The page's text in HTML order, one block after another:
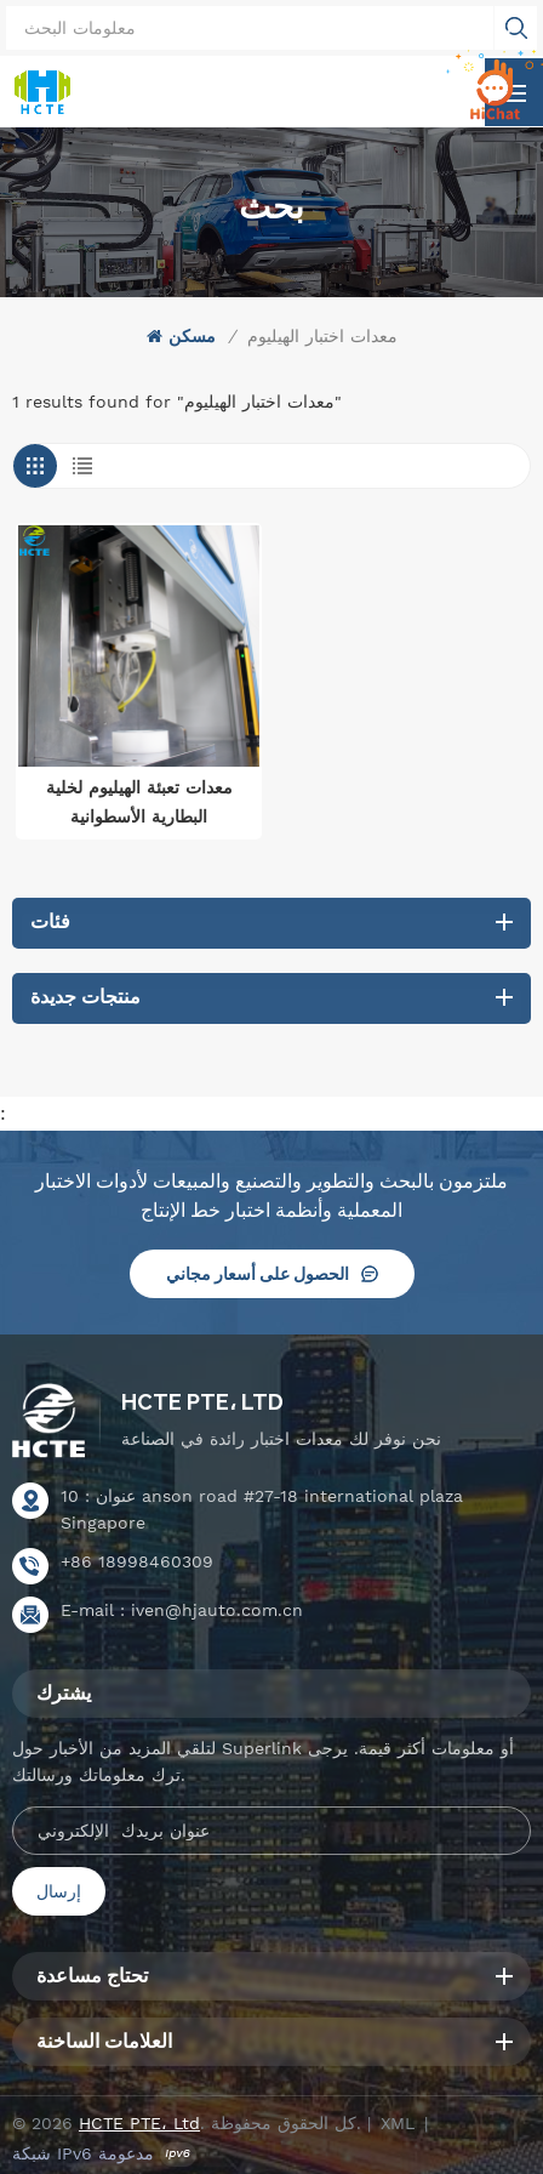
بحث
مسكن / معدات اختبار الهيليوم
1 results found for "معدات اختبار الهيليوم"
معدات تعبئة الهيليوم لخلية
البطارية الأسطوانية
فئات
منتجات جديدة
:
ملتزمون بالبحث والتطوير والتصنيع والمبيعات لأدوات الاختبار
المعملية وأنظمة اختبار خط الإنتاج
الحصول على أسعار مجاني
HCTE PTE، LTD
نحن نوفر لك معدات اختبار رائدة في الصناعة
عنوان : 10 anson road #27-18 international plaza
Singapore
+86 18998460309
E-mail :iven@hjauto.com.cn
يشترك
لتلقي المزيد من الأخبار حول Superlink أو معلومات أكثر قيمة. يرجى
ترك معلوماتك ورسالتك.
تحتاج مساعدة
العلامات الساخنة
© 2026 HCTE PTE، Ltd . كل الحقوق محفوظة. | XML
|
شبكة IPv6 مدعومة